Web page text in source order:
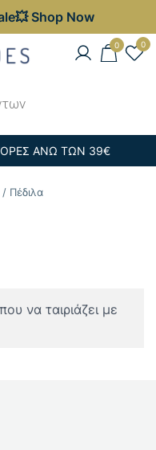
Shop Now
Τσάντες στις
0 0
ΑΝΩ ΤΩΝ 39€
/ Πέδιλα
να ταιριάζει με